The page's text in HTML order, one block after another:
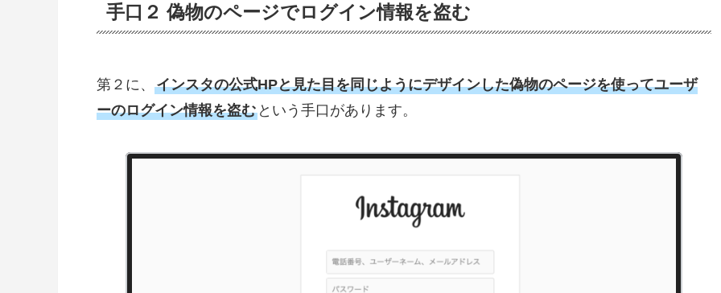
手口２ 偽物のページでログイン情報を盗む
第２に、 インスタの公式HPと見た目を同じようにデザインした偽物のページを使ってユーザ
ーのログイン情報を盗む という手口があります。